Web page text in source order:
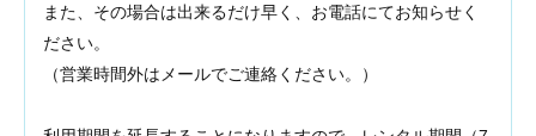
また、その場合は出来るだけ早く、お電話にてお知らせく
ださい。
（営業時間外はメールでご連絡ください。）